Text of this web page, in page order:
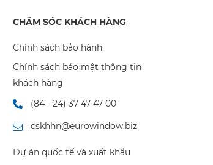
CHĂM SÓC KHÁCH HÀNG
Chính sách bảo hành
Chính sách bảo mật thông tin
khách hàng
(84 - 24) 37 47 47 00
cskhhn@eurowindow.biz
Dự án quốc tế và xuất khẩu